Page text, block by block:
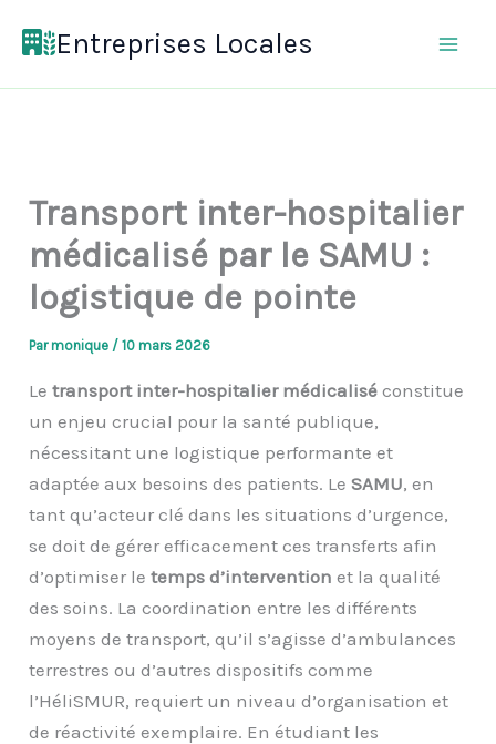
Entreprises Locales
Transport inter-hospitalier
médicalisé par le SAMU :
logistique de pointe
Parmonique /10 mars 2026
Letransport inter-hospitalier médicalisé constitue
un enjeu crucial pour la santé publique,
nécessitant une logistique performante et
adaptée aux besoins des patients. LeSAMU, en
tant qu’acteur clé dans les situations d’urgence,
se doit de gérer efficacement ces transferts afin
d’optimiser letemps d’intervention et la qualité
des soins. La coordination entre les différents
moyens de transport, qu’il s’agisse d’ambulances
terrestres ou d’autres dispositifs comme
l’HéliSMUR, requiert un niveau d’organisation et
de réactivité exemplaire. En étudiant les